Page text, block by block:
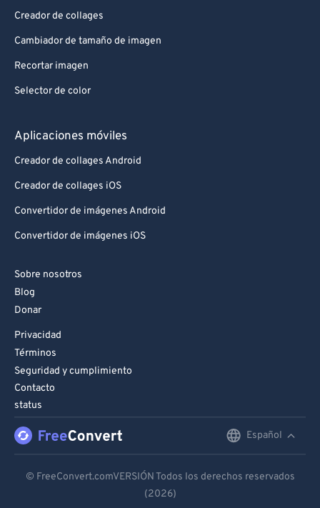
Creador de collages
Cambiador de tamaño de imagen
Recortar imagen
Selector de color
Aplicaciones móviles
Creador de collages Android
Creador de collages iOS
Convertidor de imágenes Android
Convertidor de imágenes iOS
Sobre nosotros
Blog
Donar
Privacidad
Términos
Seguridad y cumplimiento
Contacto
status
Español
Español
© FreeConvert.comVERSIÓN Todos los derechos reservados
(2026)